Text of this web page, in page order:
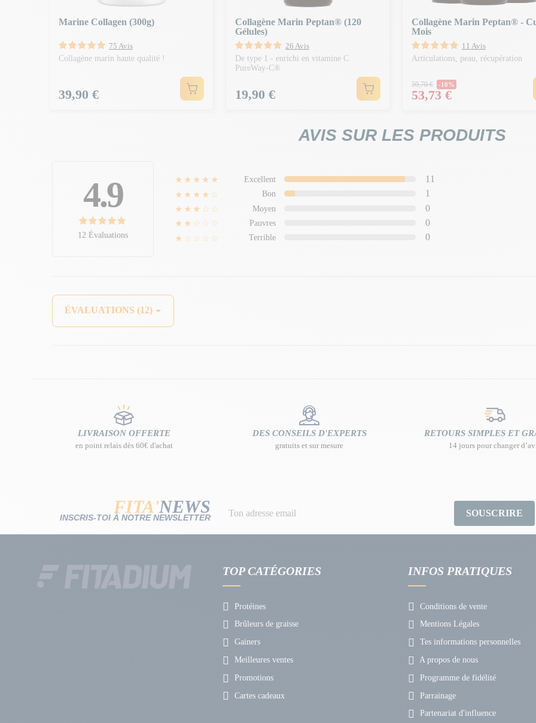
Marine Collagen (300g)
75 Avis
Collagène marin haute qualité !
Prix
39,90 €
Collagène Marin Peptan® (120
Gélules)
26 Avis
De type 1 - enrichi en vitamine C
PureWay-C®
Prix
19,90 €
Collagène Marin Peptan® -
Mois
11 Avis
Articulations, peau, récupération
Prix Normal
59,70 € -10%
Prix
53,73 €
AVIS SUR LES PRODUITS
4.9
12 Évaluations
★★★★★ Excellent
11
★★★★☆
Bon
1
★★★☆☆
Moyen
0
★★☆☆☆
Pauvres
0
★☆☆☆☆
Terrible 0
ÉVALUATIONS (12)
LIVRAISON OFFERTE
en point relais dès 60€ d'achat
DES CONSEILS D'EXPERTS
gratuits et sur mesure
RETOURS SIMPLES ET
14 jours pour changer
FITA'NEWS
INSCRIS-TOI À NOTRE NEWSLETTER SOUSCRIRE
TOP CATÉGORIES
Protéines
Brûleurs de graisse
Gainers
Meilleures ventes
Promotions
Cartes cadeaux
INFOS PRATIQUES
Conditions de vente
Mentions Légales
Tes informations personnelles
A propos de nous
Programme de fidélité
Parrainage
Partenariat d'influence